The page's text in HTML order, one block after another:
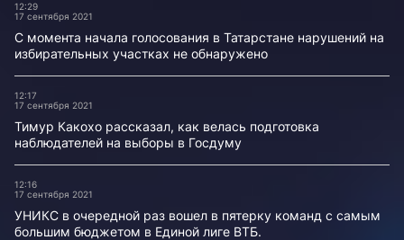
12:29
17 сентября 2021
С момента начала голосования в Татарстане нарушений на
избирательных участках не обнаружено
12:17
17 сентября 2021
Тимур Какохо рассказал, как велась подготовка
наблюдателей на выборы в Госдуму
12:16
17 сентября 2021
УНИКС в очередной раз вошел в пятерку команд с самым
большим бюджетом в Единой лиге ВТБ.